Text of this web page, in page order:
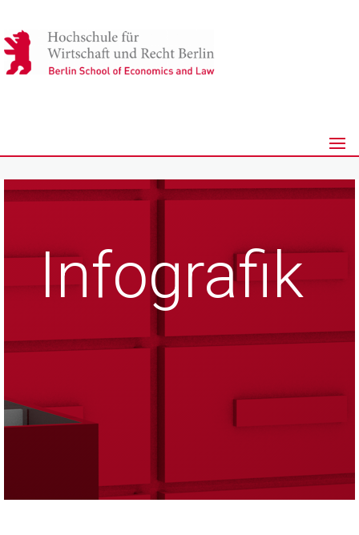
Infografik